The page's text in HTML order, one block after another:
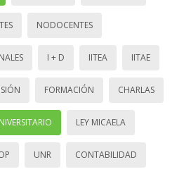
NODOCENTES
I + D IITEA IITAE
FORMACIÓN CHARLAS
LEY MICAELA
UNR CONTABILIDAD